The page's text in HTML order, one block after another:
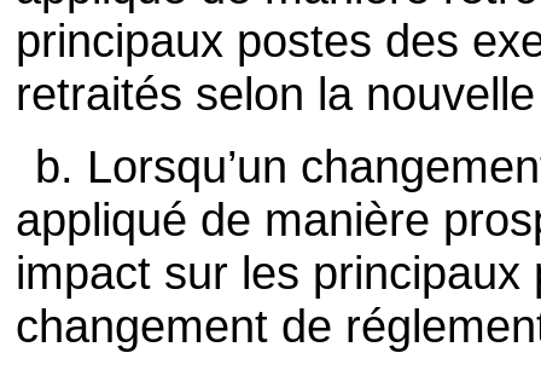
principaux postes des
retraités selon la
b. Lorsqu’un
appliqué de manière
impact sur les
changement de